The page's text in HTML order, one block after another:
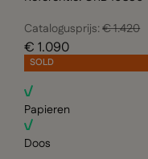
Catalogusprijs:€ 1.420
€ 1.090
SOLD
Papieren
Doos